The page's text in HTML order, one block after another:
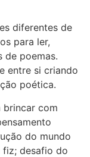
diferentes de
para ler,
de poemas.
entre si criando
poética.
brincar com
do mundo
fiz; desafio do